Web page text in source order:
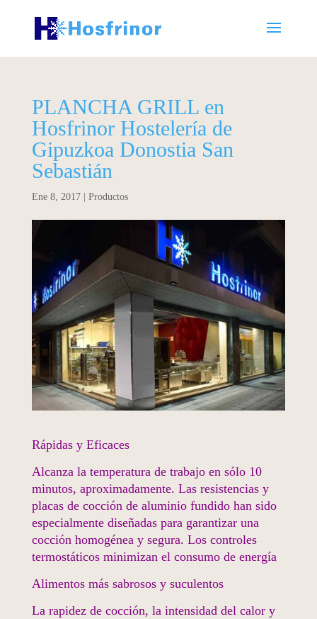
PLANCHA GRILL en
Hosfrinor Hostelería de
Gipuzkoa Donostia San
Sebastián
Ene 8, 2017| Productos
Rápidas y Eficaces
Alcanza la temperatura de trabajo en sólo 10
minutos, aproximadamente. Las resistencias y
placas de cocción de aluminio fundido han sido
especialmente diseñadas para garantizar una
cocción homogénea y segura. Los controles
termostáticos minimizan el consumo de energía
Alimentos más sabrosos y suculentos
La rapidez de cocción, la intensidad del calor y